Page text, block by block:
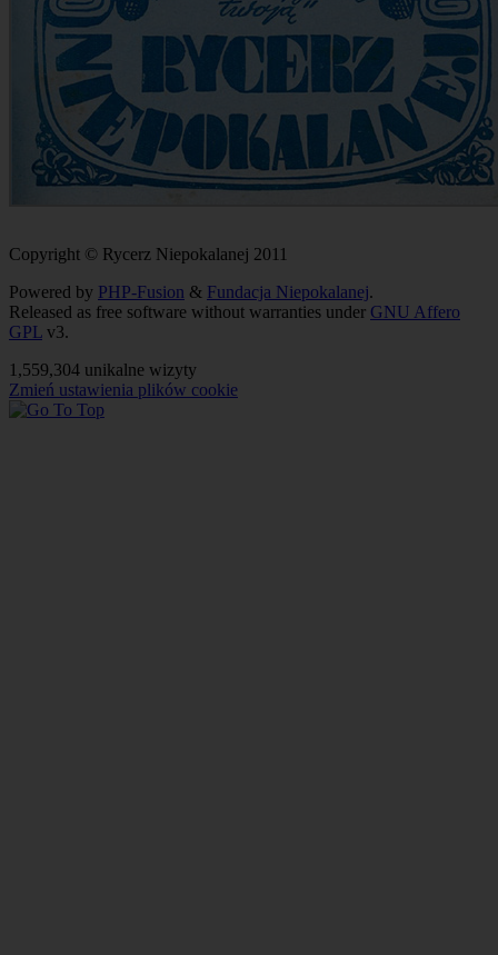
Copyright © Rycerz Niepokalanej 2011
Powered by PHP-Fusion & Fundacja Niepokalanej.
Released as free software without warranties under GNU Affero
GPL v3.
1,559,304 unikalne wizyty
Zmień ustawienia plików cookie